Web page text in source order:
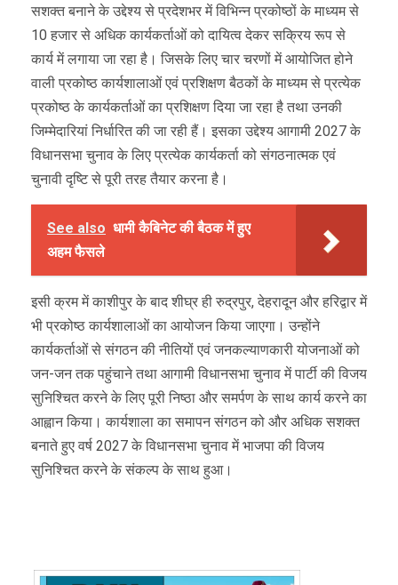
सशक्त बनाने के उद्देश्य से प्रदेशभर में विभिन्न प्रकोष्ठों के माध्यम से
10 हजार से अधिक कार्यकर्ताओं को दायित्व देकर सक्रिय रूप से
कार्य में लगाया जा रहा है। जिसके लिए चार चरणों में आयोजित होने
वाली प्रकोष्ठ कार्यशालाओं एवं प्रशिक्षण बैठकों के माध्यम से प्रत्येक
प्रकोष्ठ के कार्यकर्ताओं का प्रशिक्षण दिया जा रहा है तथा उनकी
जिम्मेदारियां निर्धारित की जा रही हैं। इसका उद्देश्य आगामी 2027 के
विधानसभा चुनाव के लिए प्रत्येक कार्यकर्ता को संगठनात्मक एवं
चुनावी दृष्टि से पूरी तरह तैयार करना है।
See also धामी कैबिनेट की बैठक में हुए
अहम फैसले
इसी क्रम में काशीपुर के बाद शीघ्र ही रुद्रपुर, देहरादून और हरिद्वार में
भी प्रकोष्ठ कार्यशालाओं का आयोजन किया जाएगा। उन्होंने
कार्यकर्ताओं से संगठन की नीतियों एवं जनकल्याणकारी योजनाओं को
जन-जन तक पहुंचाने तथा आगामी विधानसभा चुनाव में पार्टी की विजय
सुनिश्चित करने के लिए पूरी निष्ठा और समर्पण के साथ कार्य करने का
आह्वान किया। कार्यशाला का समापन संगठन को और अधिक सशक्त
बनाते हुए वर्ष 2027 के विधानसभा चुनाव में भाजपा की विजय
सुनिश्चित करने के संकल्प के साथ हुआ।